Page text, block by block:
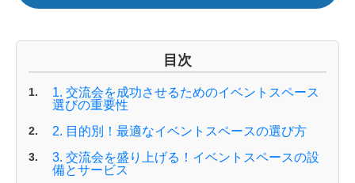
目次
1. 交流会を成功させるためのイベントスペース
選びの重要性
2. 目的別！最適なイベントスペースの選び方
3. 交流会を盛り上げる！イベントスペースの設
備とサービス